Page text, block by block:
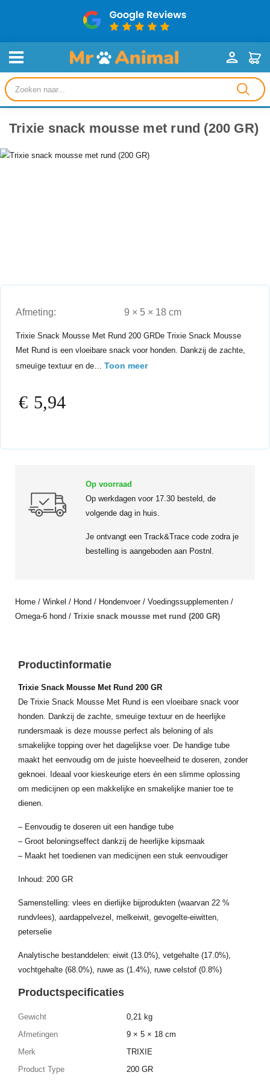
Producten
zoeken
Trixie snack mousse met rund (200 GR)
Afmeting: 9 × 5 × 18 cm
Trixie Snack Mousse Met Rund 200 GRDe Trixie Snack Mousse
Met Rund is een vloeibare snack voor honden. Dankzij de zachte,
smeuïge textuur en de… Toon meer
€ 5,94
Op voorraad
Op werkdagen voor 17.30 besteld, de
volgende dag in huis.
Je ontvangt een Track&Trace code zodra je
bestelling is aangeboden aan Postnl.
Home / Winkel / Hond / Hondenvoer/ Voedingssupplementen /
Omega-6 hond / Trixie snack mousse met rund (200 GR)
Productinformatie
Trixie Snack Mousse Met Rund 200 GR
De Trixie Snack Mousse Met Rund is een vloeibare snack voor
honden. Dankzij de zachte, smeuïge textuur en de heerlijke
rundersmaak is deze mousse perfect als beloning of als
smakelijke topping over het dagelijkse voer. De handige tube
maakt het eenvoudig om de juiste hoeveelheid te doseren, zonder
geknoei. Ideaal voor kieskeurige eters én een slimme oplossing
om medicijnen op een makkelijke en smakelijke manier toe te
dienen.
– Eenvoudig te doseren uit een handige tube
– Groot beloningseffect dankzij de heerlijke kipsmaak
– Maakt het toedienen van medicijnen een stuk eenvoudiger
Inhoud: 200 GR
Samenstelling: vlees en dierlijke bijprodukten (waarvan 22 %
rundvlees), aardappelvezel, melkeiwit, gevogelte-eiwitten,
peterselie
Analytische bestanddelen: eiwit (13.0%), vetgehalte (17.0%),
vochtgehalte (68.0%), ruwe as (1.4%), ruwe celstof (0.8%)
Productspecificaties
Gewicht
0,21 kg
Afmetingen
9 × 5 × 18 cm
Merk
TRIXIE
Product Type
200 GR